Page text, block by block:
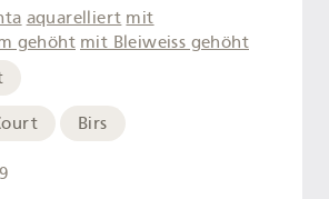
aquarelliert mit
gehöht mit Bleiweiss gehöht
Birs